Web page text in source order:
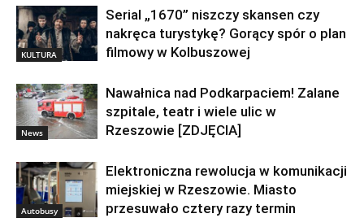
KULTURA
Serial „1670” niszczy skansen czy
nakręca turystykę? Gorący spór o plan
filmowy w Kolbuszowej
News
Nawałnica nad Podkarpaciem! Zalane
szpitale, teatr i wiele ulic w
Rzeszowie [ZDJĘCIA]
Autobusy
Elektroniczna rewolucja w komunikacji
miejskiej w Rzeszowie. Miasto
przesuwało cztery razy termin